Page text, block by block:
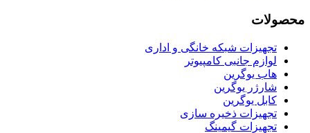
محصولات
تجهیزات شبکه خانگی و اداری
لوازم جانبی کامپیوتر
هاب یوگرین
شارژر یوگرین
کابل یوگرین
تجهیزات ذخیره سازی
تجهیزات گیمینگ